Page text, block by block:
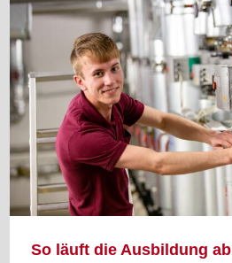
So läuft die Ausbildung ab